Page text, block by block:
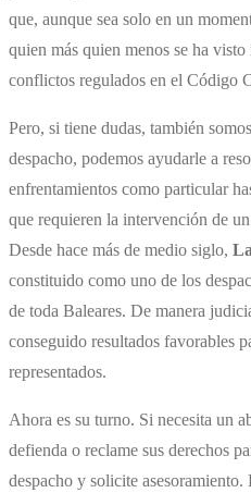
que, aunque sea solo en un
quien más quien menos se ha
conflictos regulados en el Código
Pero, si tiene dudas, también
despacho, podemos ayudarle a
enfrentamientos como particular
que requieren la intervención de
Desde hace más de medio siglo,
constituido como uno de los
de toda Baleares. De manera
conseguido resultados favorables
representados.
Ahora es su turno. Si necesita un
defienda o reclame sus derechos
despacho y solicite